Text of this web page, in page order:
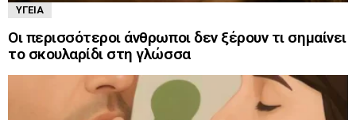
ΥΓΕΊΑ
Οι περισσότεροι άνθρωποι δεν ξέρουν τι σημαίνει
το σκουλαρίδι στη γλώσσα